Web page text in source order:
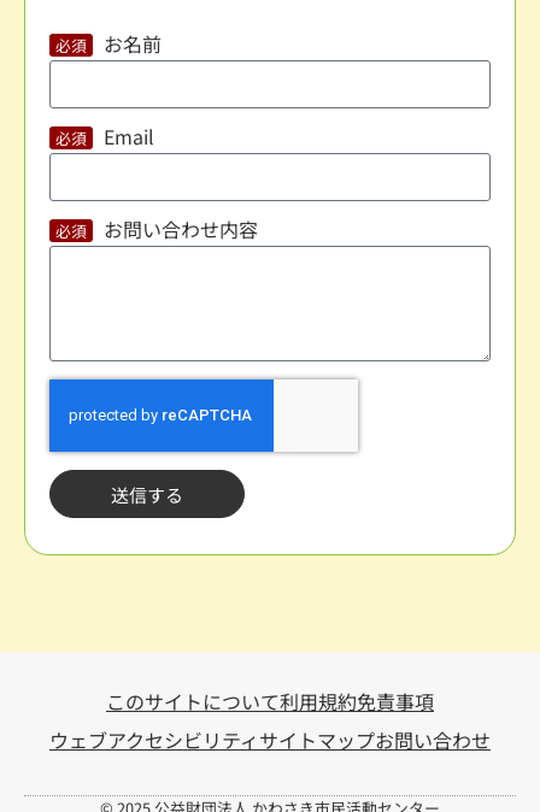
お名前
Email
お問い合わせ内容
送信する
このサイトについて利用規約免責事項
ウェブアクセシビリティサイトマップお問い合わせ